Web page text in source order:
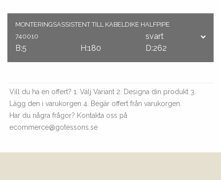
MONTERINGSASSISTENT TILL KABELDIKE HALFPIPE
740010
svart
B:5
H:180 D:262
Vill du ha en offert? 1. Välj Variant 2. Designa din produkt 3.
Lägg den i varukorgen 4. Begär offert från varukorgen.
Har du några frågor? Kontakta oss på
ecommerce@gotessons.se